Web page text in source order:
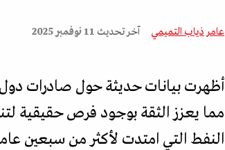
عامر ذياب التميمي آخر تحديث 11 نوفمبر 2025
أظهرت بيانات حديثة حول صادرات
مما يعزز الثقة بوجود فرص حقيقية
النفط التي امتدت لأكثر من سبعين